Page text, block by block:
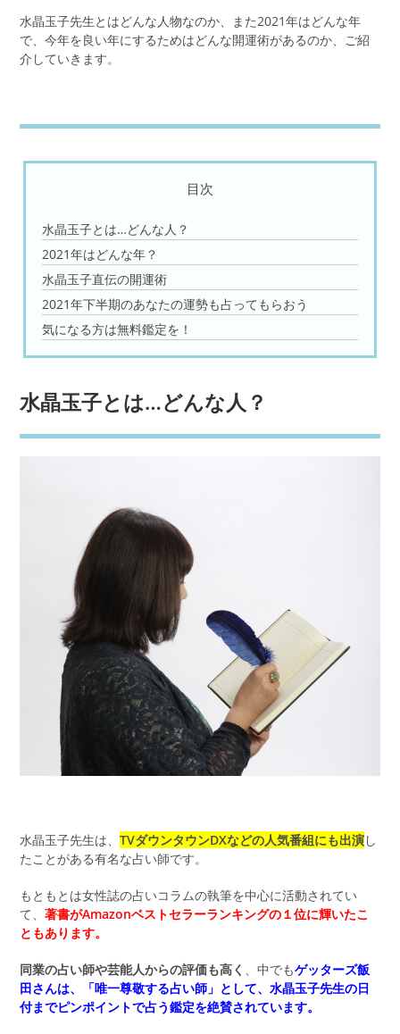
水晶玉子先生とはどんな人物なのか、また2021年はどんな年
で、今年を良い年にするためはどんな開運術があるのか、ご紹
介していきます。
目次
水晶玉子とは…どんな人？
2021年はどんな年？
水晶玉子直伝の開運術
2021年下半期のあなたの運勢も占ってもらおう
気になる方は無料鑑定を！
水晶玉子とは…どんな人？
水晶玉子先生は、TVダウンタウンDXなどの人気番組にも出演し
たことがある有名な占い師です。
もともとは女性誌の占いコラムの執筆を中心に活動されてい
て、著書がAmazonベストセラーランキングの１位に輝いたこ
ともあります。
同業の占い師や芸能人からの評価も高く 、中でもゲッターズ飯
田さんは、「唯一尊敬する占い師」として、水晶玉子先生の日
付までピンポイントで占う鑑定を絶賛されています。